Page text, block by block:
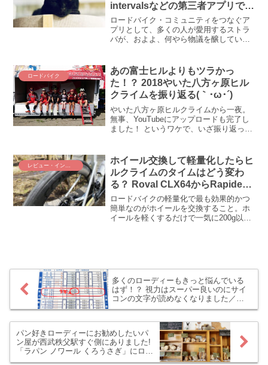
intervalsなどの第三者アプリで利
用する際に制限が設けられたよう
です
ロードバイク・コミュニティをつなぐア
プリとして、多くの人が愛用するストラ
バが、およよ、何やら物議を醸している
ってみました。
ロードバイク
あの富士ヒルよりもツラかっ
た！？ 2018やいた八方ヶ原ヒル
クライムを振り返る(｀･ω･´)
やいた八方ヶ原ヒルクライムから一夜。
無事、YouTubeにアップロードも完了し
ました！ というワケで、いざ振り返って
ースレポートォ！ＺＡＰＰＥＩガチ班...
ホイール交換して軽量化したらヒ
ルクライムのタイムはどう変わ
る？ Roval CLX64からRapide
CLXにした結果
ロードバイクの軽量化で最も効果的かつ
簡単なのがホイールを交換すること。ホ
イールを軽くするだけで一気に200g以上
64（推定重量1615g）からROVAL
RAPIDE CLX（1400g）に交換。200g以
上も軽くなったベンジでヤビツ峠に上っ
たらどうなるのか！？ CLX64とRapide
CLXのタイムとパワーを比べてみまし
た。
多くのローディーもきっと悩んでいる
はず！？ 視力はスーパー良いのにサイ
コンの文字が読めなくなりました／
(^o^)＼（老眼で）
パン好きローディーにお勧めしたいパ
ン屋が西武秩父駅すぐ側にありました!
「ラパン ノワール くろうさぎ」にロー
ドバイクで行ってみた